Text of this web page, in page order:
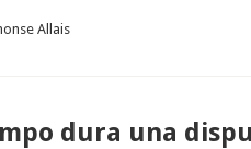
Allais
dura una